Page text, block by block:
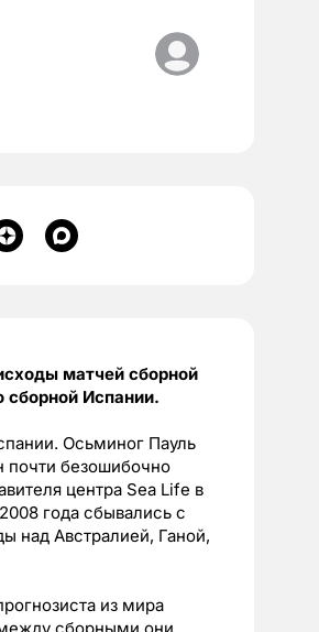
матчей сборной
сборной Испании.
Осьминог Пауль
безошибочно
центра Sea Life в
года сбывались с
над Австралией, Ганой,
из мира